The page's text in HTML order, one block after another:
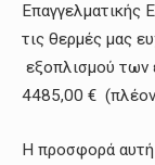
Επαγγελματικής
τις θερμές μας
εξοπλισμού των
4485,00 €
Η προσφορά αυτή